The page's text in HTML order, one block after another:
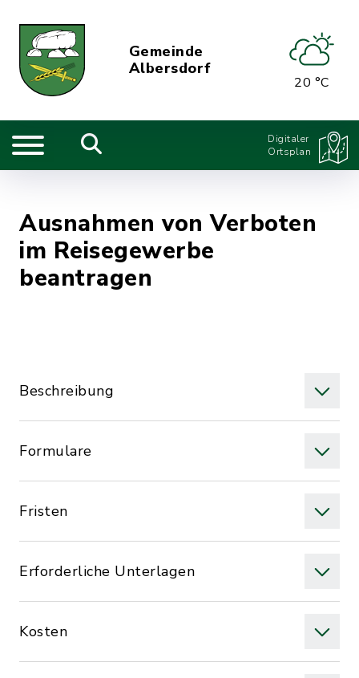
Gemeinde
Albersdorf
20 °C
Digitaler
Ortsplan
Ausnahmen von Verboten
im Reisegewerbe
beantragen
Beschreibung
Formulare
Fristen
Erforderliche Unterlagen
Kosten